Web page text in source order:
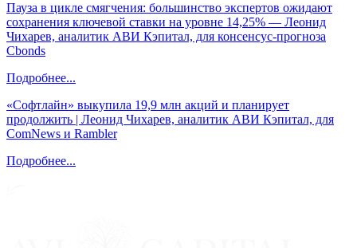
Пауза в цикле смягчения: большинство экспертов ожидают
сохранения ключевой ставки на уровне 14,25% — Леонид
Чихарев, аналитик АВИ Кэпитал, для консенсус-прогноза
Cbonds
Подробнее...
«Софтлайн» выкупила 19,9 млн акций и планирует
продолжить | Леонид Чихарев, аналитик АВИ Кэпитал, для
ComNews и Rambler
Подробнее...